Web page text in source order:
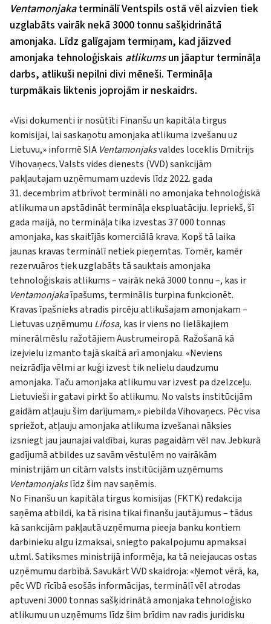
Ventamonjakaterminālī Ventspils ostā vēl aizvien tiek
uzglabāts vairāk nekā 3000 tonnu sašķidrinātā
amonjaka. Līdz galīgajam termiņam, kad jāizved
amonjaka tehnoloģiskais atlikumsun jāaptur termināļa
darbs, atlikuši nepilni divi mēneši. Termināļa
turpmākais liktenis joprojām ir neskaidrs.
«Visi dokumenti ir nosūtīti Finanšu un kapitāla tirgus
komisijai, lai saskaņotu amonjaka atlikuma izvešanu uz
Lietuvu,» informē SIA Ventamonjaksvaldes loceklis Dmitrijs
Vihovaņecs. Valsts vides dienests (VVD) sankcijām
pakļautajam uzņēmumam uzdevis līdz 2022. gada
31. decembrim atbrīvot termināli no amonjaka tehnoloģiskā
atlikuma un apstādināt termināļa ekspluatāciju. Iepriekš, šī
gada maijā, no termināļa tika izvestas 37 000 tonnas
amonjaka, kas skaitījās komerciālā krava. Kopš tā laika
jaunas kravas terminālī netiek pieņemtas. Tomēr, kamēr
rezervuāros tiek uzglabāts tā sauktais amonjaka
tehnoloģiskais atlikums – vairāk nekā 3000 tonnu –, kas ir
Ventamonjakaīpašums, terminālis turpina funkcionēt.
Kravas īpašnieks atradis pircēju atlikušajam amonjakam –
Lietuvas uzņēmumu Lifosa, kas ir viens no lielākajiem
minerālmēslu ražotājiem Austrumeiropā. Ražošanā kā
izejvielu izmanto tajā skaitā arī amonjaku. «Neviens
neizrādīja vēlmi ar kuģi izvest tik nelielu daudzumu
amonjaka. Taču amonjaka atlikumu var izvest pa dzelzceļu.
Lietuvieši ir gatavi pirkt šo atlikumu. No valsts institūcijām
gaidām atļauju šim darījumam,» piebilda Vihovaņecs. Pēc visa
spriežot, atļauju amonjaka atlikuma izvešanai nāksies
izsniegt jau jaunajai valdībai, kuras pagaidām vēl nav. Jebkurā
gadījumā atbildes uz savām vēstulēm no vairākām
ministrijām un citām valsts institūcijām uzņēmums
Ventamonjakslīdz šim nav saņēmis.
No Finanšu un kapitāla tirgus komisijas (FKTK) redakcija
saņēma atbildi, ka tā risina tikai finanšu jautājumus – tādus
kā sankcijām pakļautā uzņēmuma pieeja banku kontiem
darbinieku algu izmaksai, sniegto pakalpojumu apmaksai
u.tml. Satiksmes ministrijā informēja, ka tā neiejaucas ostas
uzņēmumu darbībā. Savukārt VVD skaidroja: «Ņemot vērā, ka,
pēc VVD rīcībā esošās informācijas, terminālī vēl atrodas
aptuveni 3000 tonnas sašķidrinātā amonjaka tehnoloģisko
atlikumu un uzņēmums līdz šim brīdim nav radis juridisku